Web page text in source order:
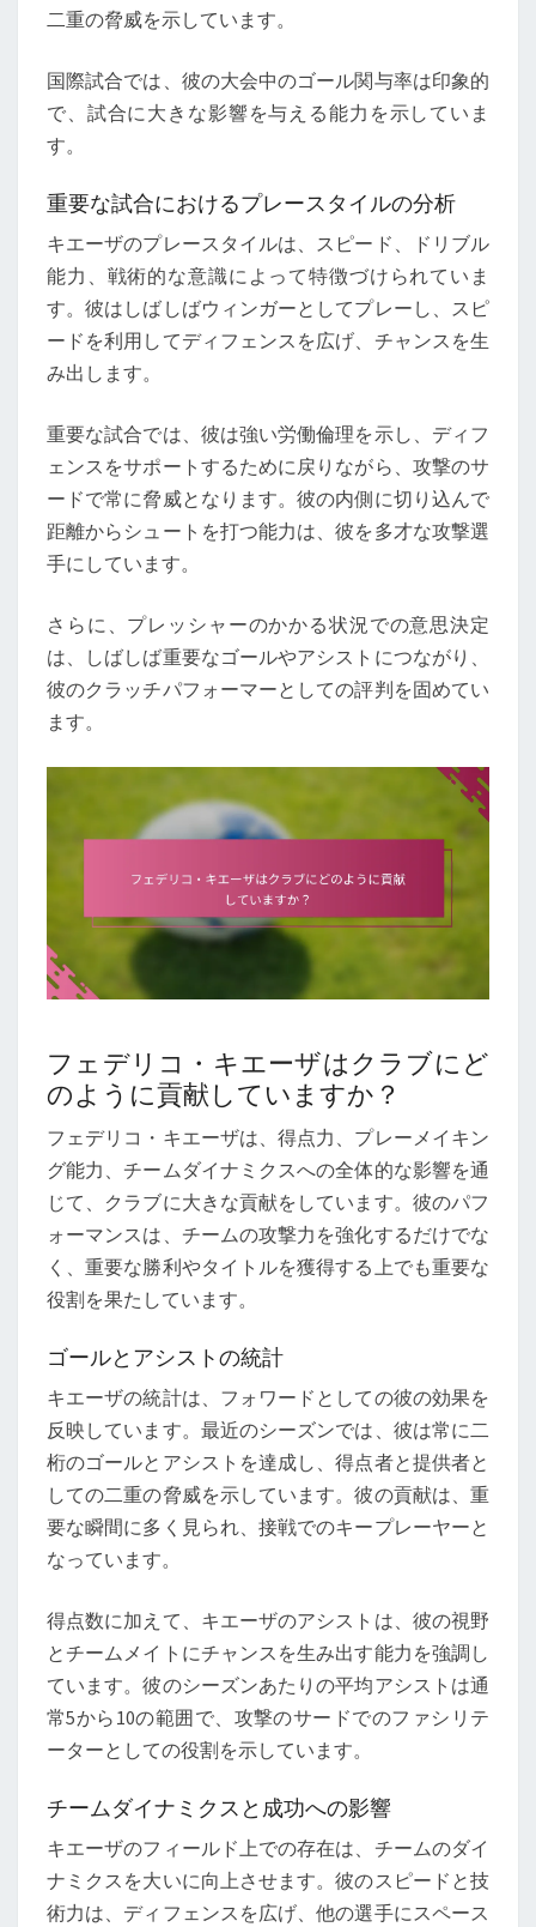
二重の脅威を示しています。
国際試合では、彼の大会中のゴール関与率は印象的
で、試合に大きな影響を与える能力を示していま
す。
重要な試合におけるプレースタイルの分析
キエーザのプレースタイルは、スピード、ドリブル
能力、戦術的な意識によって特徴づけられていま
す。彼はしばしばウィンガーとしてプレーし、スピ
ードを利用してディフェンスを広げ、チャンスを生
み出します。
重要な試合では、彼は強い労働倫理を示し、ディフ
ェンスをサポートするために戻りながら、攻撃のサ
ードで常に脅威となります。彼の内側に切り込んで
距離からシュートを打つ能力は、彼を多才な攻撃選
手にしています。
さらに、プレッシャーのかかる状況での意思決定
は、しばしば重要なゴールやアシストにつながり、
彼のクラッチパフォーマーとしての評判を固めてい
ます。
フェデリコ・キエーザはクラブにど
のように貢献していますか？
フェデリコ・キエーザは、得点力、プレーメイキン
グ能力、チームダイナミクスへの全体的な影響を通
じて、クラブに大きな貢献をしています。彼のパフ
ォーマンスは、チームの攻撃力を強化するだけでな
く、重要な勝利やタイトルを獲得する上でも重要な
役割を果たしています。
ゴールとアシストの統計
キエーザの統計は、フォワードとしての彼の効果を
反映しています。最近のシーズンでは、彼は常に二
桁のゴールとアシストを達成し、得点者と提供者と
しての二重の脅威を示しています。彼の貢献は、重
要な瞬間に多く見られ、接戦でのキープレーヤーと
なっています。
得点数に加えて、キエーザのアシストは、彼の視野
とチームメイトにチャンスを生み出す能力を強調し
ています。彼のシーズンあたりの平均アシストは通
常5から10の範囲で、攻撃のサードでのファシリテ
ーターとしての役割を示しています。
チームダイナミクスと成功への影響
キエーザのフィールド上での存在は、チームのダイ
ナミクスを大いに向上させます。彼のスピードと技
術力は、ディフェンスを広げ、他の選手にスペース